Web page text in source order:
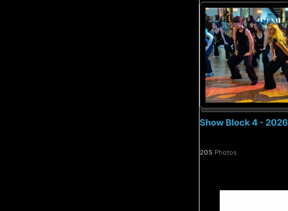
Show Block 4 - 2026
205 Photos